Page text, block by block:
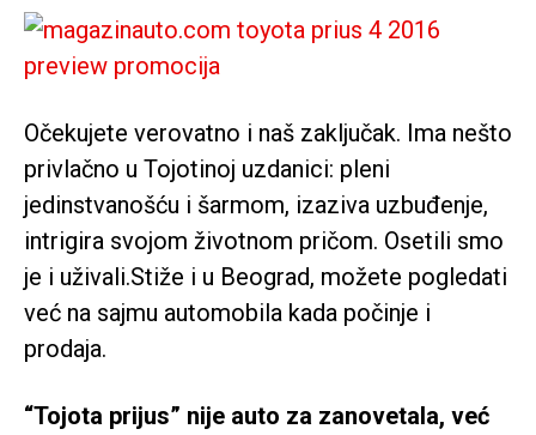
Očekujete verovatno i naš zaključak. Ima nešto
privlačno u Tojotinoj uzdanici: pleni
jedinstvanošću i šarmom, izaziva uzbuđenje,
intrigira svojom životnom pričom. Osetili smo
je i uživali.Stiže i u Beograd, možete pogledati
već na sajmu automobila kada počinje i
prodaja.
“Tojota prijus” nije auto za zanovetala, već